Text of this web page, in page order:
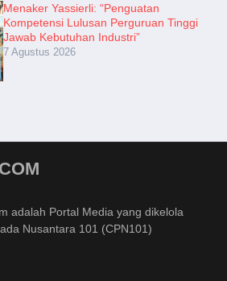
Menaker Yassierli: “Penguatan
Kompetensi Lulusan Perguruan Tinggi
Jawab Kebutuhan Industri”
7 Agustus 2026
adalah Portal Media yang dikelola
Nusantara 101 (CPN101)